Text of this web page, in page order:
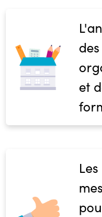
des
et
Les